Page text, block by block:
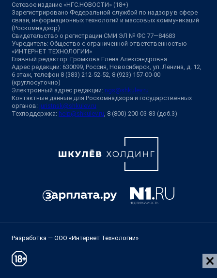
Сетевое издание «НГС.НОВОСТИ» (18+)
Зарегистрировано Федеральной службой по надзору в сфере
связи, информационных технологий и массовых коммуникаций
(Роскомнадзор)
Свидетельство о регистрации СМИ ЭЛ № ФС 77—84683
Учредитель: Общество с ограниченной ответственностью
«ИНТЕРНЕТ ТЕХНОЛОГИИ»
Главный редактор: Громкова Елена Александровна
Адрес редакции: 630099, Россия, Новосибирск, ул. Ленина, д. 12,
6 этаж, телефон 8 (383) 212-52-52, 8 (923) 157-00-00
(круглосуточно)
Электронный адрес редакции: ngs@shkulev.ru
Контактные данные для Роскомнадзора и государственных
органов: juristnsk@shkulev.ru
Техподдержка: help@shkulev.ru , 8 (800) 200-03-83 (доб.3)
Разработка — ООО «Интернет Технологии»